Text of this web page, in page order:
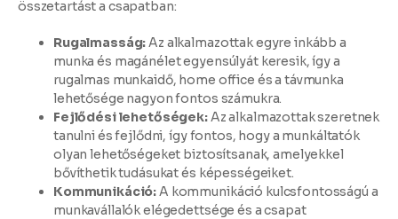
összetartást a csapatban:
Rugalmasság: Az alkalmazottak egyre inkább a
munka és magánélet egyensúlyát keresik, így a
rugalmas munkaidő, home office és a távmunka
lehetősége nagyon fontos számukra.
Fejlődési lehetőségek:Az alkalmazottak szeretnek
tanulni és fejlődni, így fontos, hogy a munkáltatók
olyan lehetőségeket biztosítsanak, amelyekkel
bővíthetik tudásukat és képességeiket.
Kommunikáció: A kommunikáció kulcsfontosságú a
munkavállalók elégedettsége és a csapat